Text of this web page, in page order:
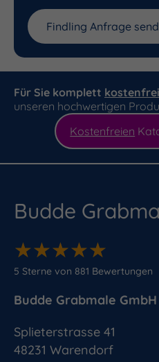
Für Sie komplett kostenfrei
unseren hochwertigen
Kostenfreien
Budde
★★★★★
★★★★★
5 Sterne von 881 Bewertungen
Budde Grabmale GmbH
Splieterstrasse 41
48231 Warendorf